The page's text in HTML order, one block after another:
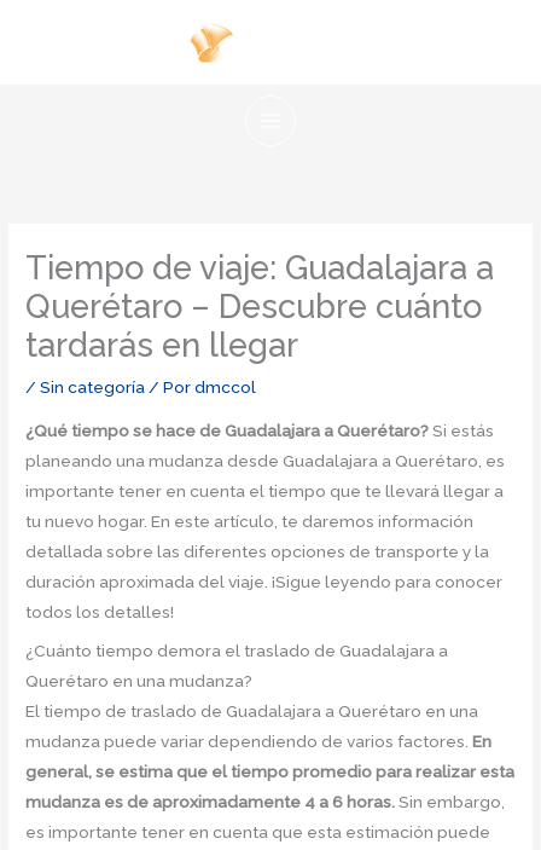
Tiempo de viaje: Guadalajara a
Querétaro – Descubre cuánto
tardarás en llegar
/Sin categoría/ Pordmccol
¿Qué tiempo se hace de Guadalajara a Querétaro?Si estás
planeando una mudanza desde Guadalajara a Querétaro, es
importante tener en cuenta el tiempo que te llevará llegar a
tu nuevo hogar. En este artículo, te daremos información
detallada sobre las diferentes opciones de transporte y la
duración aproximada del viaje. ¡Sigue leyendo para conocer
todos los detalles!
¿Cuánto tiempo demora el traslado de Guadalajara a
Querétaro en una mudanza?
El tiempo de traslado de Guadalajara a Querétaro en una
mudanza puede variar dependiendo de varios factores.En
general, se estima que el tiempo promedio para realizar esta
mudanza es de aproximadamente 4 a 6 horas.Sin embargo,
es importante tener en cuenta que esta estimación puede